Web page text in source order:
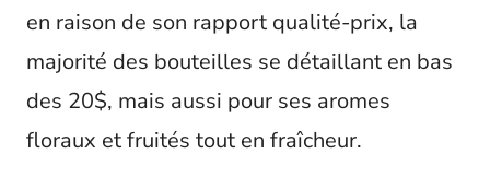
en raison de son rapport qualité-prix, la
majorité des bouteilles se détaillant en bas
des 20$, mais aussi pour ses aromes
floraux et fruités tout en fraîcheur.